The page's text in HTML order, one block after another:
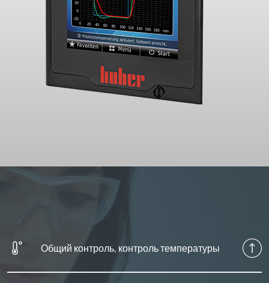
Общий контроль, контроль температуры